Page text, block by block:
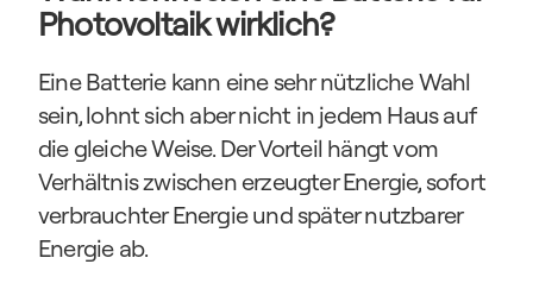
Photovoltaik wirklich?
Eine Batterie kann eine sehr nützliche Wahl
sein, lohnt sich aber nicht in jedem Haus auf
die gleiche Weise. Der Vorteil hängt vom
Verhältnis zwischen erzeugter Energie, sofort
verbrauchter Energie und später nutzbarer
Energie ab.